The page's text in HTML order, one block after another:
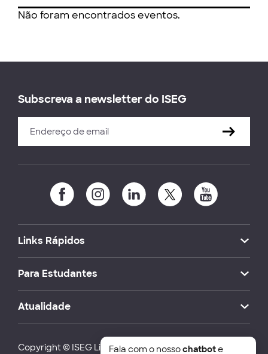
Não foram encontrados eventos.
Subscreva a newsletter do ISEG
Links Rápidos
Para Estudantes
Atualidade
Copyright © ISEG Lisbon School of Economics and
Fala com o nossochatbote